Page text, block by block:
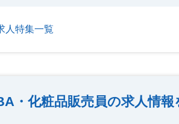
人特集一覧
・化粧品販売員の求人情